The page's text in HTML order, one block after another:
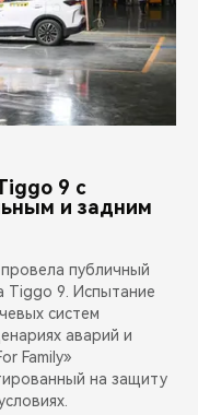
9 с
и задним
публичный
Tiggo 9. Испытание
систем
аварий и
Family»
на защиту